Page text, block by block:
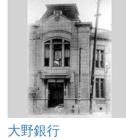
大野銀行